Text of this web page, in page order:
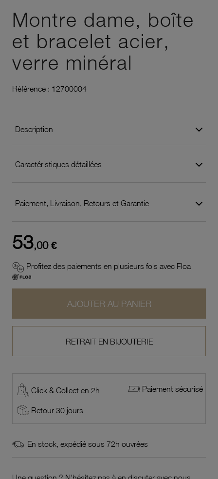
Montre dame, boîte
et bracelet acier,
verre minéral
Référence : 12700004
Description
Caractéristiques détaillées
Paiement, Livraison, Retours et Garantie
53,00 €
Profitez des paiements en plusieurs fois avec Floa
AJOUTER AU PANIER
RETRAIT EN BIJOUTERIE
Click & Collect en 2h Paiement sécurisé
Retour 30 jours
En stock, expédié sous 72h ouvrées